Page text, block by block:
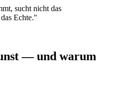
sucht nicht das
Echte."
— und warum